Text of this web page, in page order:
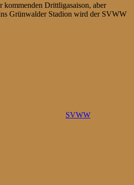
kommenden Drittligasaison, aber
Grünwalder Stadion wird der SVWW
SVWW